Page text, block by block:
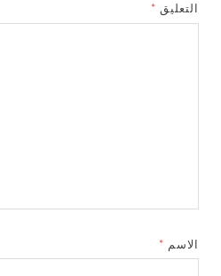
التعليق *
الاسم *